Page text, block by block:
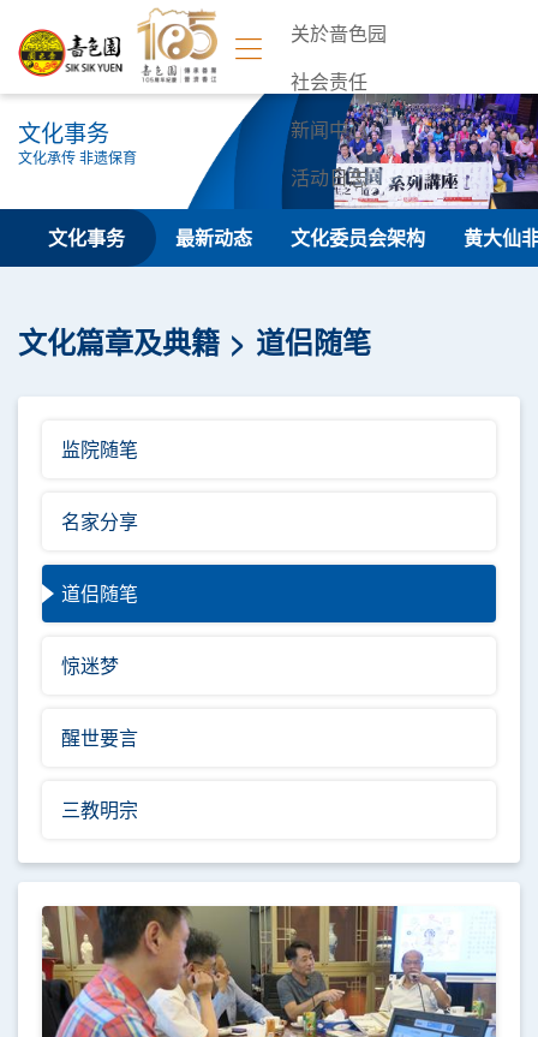
关於啬色园
社会责任
新闻中心
活动日志
联络我们
文化事务
文化承传 非遗保育
文化事务 最新动态 文化委员会架构 黄大仙
文化篇章及典籍 道侣随笔
监院随笔
名家分享
道侣随笔
惊迷梦
醒世要言
三教明宗